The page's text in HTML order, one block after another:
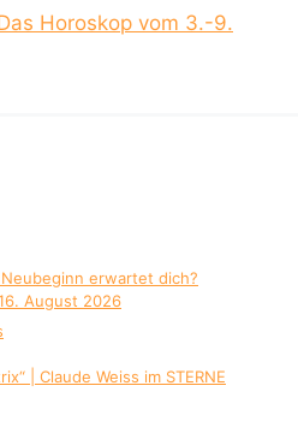
Horoskop vom 3.-9.
erwartet dich?
August 2026
| Claude Weiss im STERNE